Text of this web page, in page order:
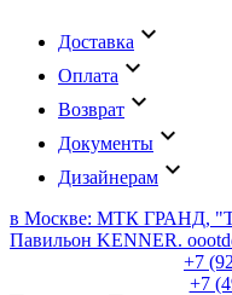
Доставка keyboard_arrow_down
Оплата keyboard_arrow_down
Возврат keyboard_arrow_down
Документы keyboard_arrow_down
Дизайнерам keyboard_arrow_down
в Москве: МТК ГРАНД,
Павильон KENNER.
+7
+7